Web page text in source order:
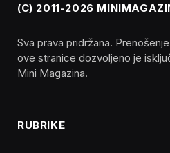
(C) 2011-2026
Sva prava pridržana.
ove stranice dozvoljeno je
Mini Magazina.
RUBRIKE